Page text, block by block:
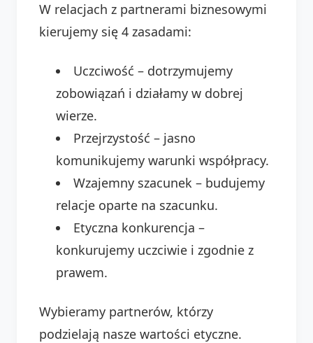
W relacjach z partnerami biznesowymi
kierujemy się 4 zasadami:
Uczciwość – dotrzymujemy
zobowiązań i działamy w dobrej
wierze.
Przejrzystość – jasno
komunikujemy warunki współpracy.
Wzajemny szacunek – budujemy
relacje oparte na szacunku.
Etyczna konkurencja –
konkurujemy uczciwie i zgodnie z
prawem.
Wybieramy partnerów, którzy
podzielają nasze wartości etyczne.